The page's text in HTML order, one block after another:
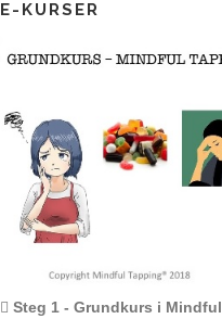
E-KURSER
Steg 1 - Grundkurs i Mindful